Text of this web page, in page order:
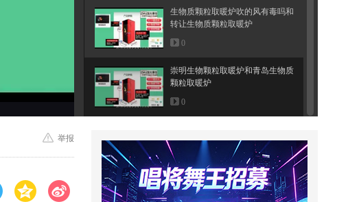
生物质颗粒取暖炉吹的风有毒吗和
转让生物质颗粒取暖炉
0
崇明生物颗粒取暖炉和青岛生物质
颗粒取暖炉
0
举报